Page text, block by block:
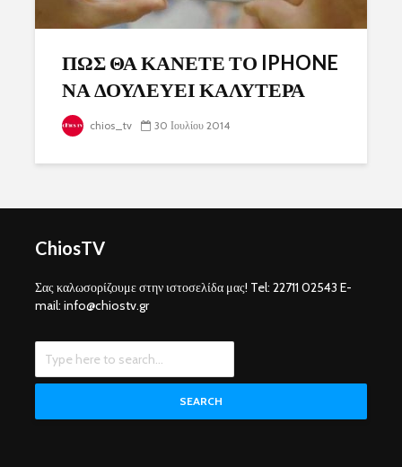
ΠΩΣ ΘΑ ΚΑΝΕΤΕ ΤΟ IPHONE
ΝΑ ΔΟΥΛΕΥΕΙ ΚΑΛΥΤΕΡΑ
chios_tv 30 Ιουλίου 2014
ChiosTV
Σας καλωσορίζουμε στην ιστοσελίδα μας! Tel: 22711 02543 E-
mail: info@chiostv.gr
SEARCH